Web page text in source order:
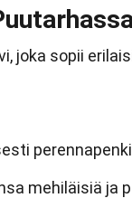
joka sopii
mehiläisiä ja